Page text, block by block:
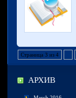
Страница 3 из 4
АРХИВ